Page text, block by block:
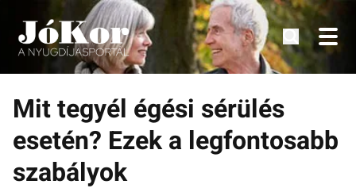
Tovább
tartalomra
Tudnivalók, érdekességek idősek számára.
Mit tegyél égési sérülés
esetén? Ezek a legfontosabb
szabályok